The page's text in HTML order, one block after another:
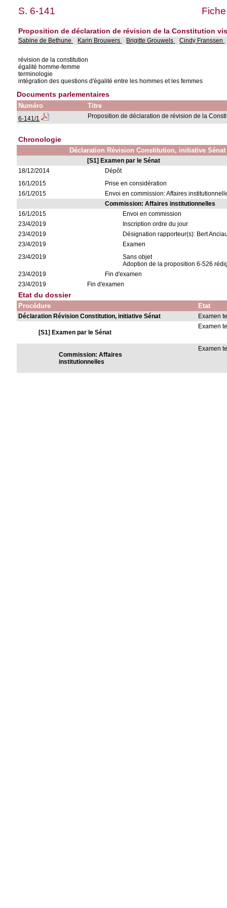
S. 6-141
Proposition de déclaration de révision de la Constitution
Sabine de Bethune Karin Brouwers Brigitte Grouwels Cindy Franssen
révision de la constitution
égalité homme-femme
terminologie
intégration des questions d'égalité entre les hommes et les femmes
Documents parlementaires
Numéro Titre
6-141/1 Proposition de déclaration de révision de la
Chronologie
Déclaration Révision Constitution, initiative Sénat
[S1] Examen par le Sénat
18/12/2014
Dépôt
16/1/2015
Prise en considération
16/1/2015
Envoi en commission: Affaires
Commission: Affaires institutionnelles
16/1/2015
Envoi en commission
23/4/2019
Inscription ordre du jour
23/4/2019
Désignation rapporteur(s): Bert
23/4/2019
Examen
23/4/2019
Sans objet
Adoption de la proposition 6-526
23/4/2019
Fin d'examen
23/4/2019
Fin d'examen
Etat du dossier
Procédure Etat
Déclaration Révision Constitution, initiative Sénat Examen
[S1] Examen par le Sénat
Examen
Commission: Affaires
institutionnelles
Examen